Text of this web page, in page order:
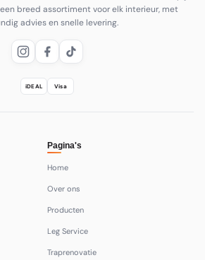
breed assortiment voor elk interieur, met
advies en snelle levering.
iDEAL Visa
Pagina's
Home
Over ons
Producten
Leg Service
Traprenovatie